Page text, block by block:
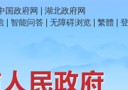
国政府网 | 湖北政府网
| 智能问答 | 无障碍浏览 | 繁體 |